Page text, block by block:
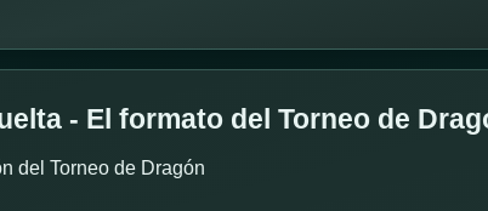
- El formato del Torneo de
del Torneo de Dragón